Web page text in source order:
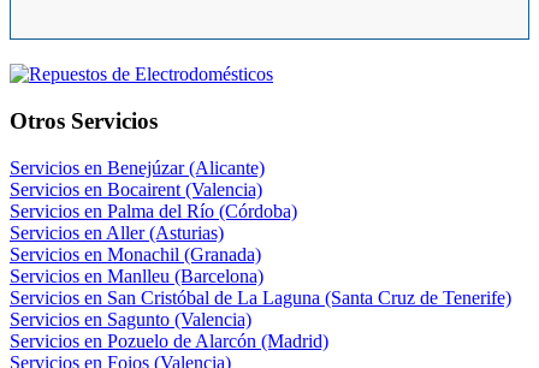
Otros Servicios
Servicios en Benejúzar (Alicante)
Servicios en Bocairent (Valencia)
Servicios en Palma del Río (Córdoba)
Servicios en Aller (Asturias)
Servicios en Monachil (Granada)
Servicios en Manlleu (Barcelona)
Servicios en San Cristóbal de La Laguna (Santa Cruz de Tenerife)
Servicios en Sagunto (Valencia)
Servicios en Pozuelo de Alarcón (Madrid)
Servicios en Foios (Valencia)